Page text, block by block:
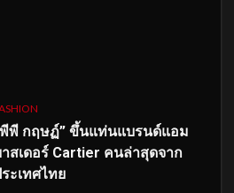
พี กฤษฏ์” ขึ้นแท่นแบรนด์แอม
สเดอร์ Cartier คนล่าสุดจาก
ะเทศไทย